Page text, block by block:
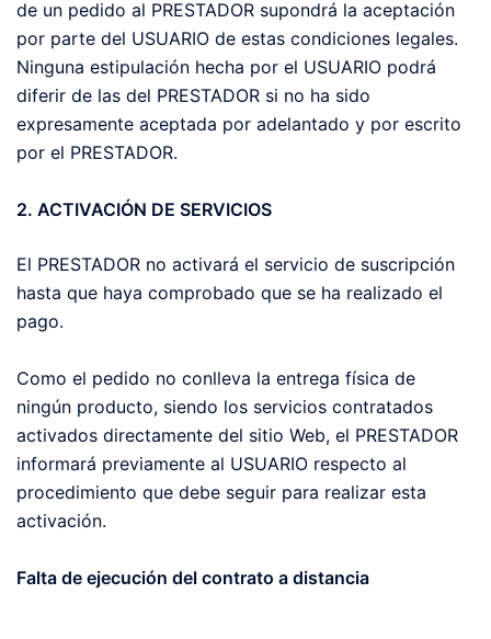
de un pedido al PRESTADOR supondrá la aceptación
por parte del USUARIO de estas condiciones legales.
Ninguna estipulación hecha por el USUARIO podrá
diferir de las del PRESTADOR si no ha sido
expresamente aceptada por adelantado y por escrito
por el PRESTADOR.
2. ACTIVACIÓN DE SERVICIOS
El PRESTADOR no activará el servicio de suscripción
hasta que haya comprobado que se ha realizado el
pago.
Como el pedido no conlleva la entrega física de
ningún producto, siendo los servicios contratados
activados directamente del sitio Web, el PRESTADOR
informará previamente al USUARIO respecto al
procedimiento que debe seguir para realizar esta
activación.
Falta de ejecución del contrato a distancia